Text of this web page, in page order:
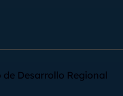
de Desarrollo Regional